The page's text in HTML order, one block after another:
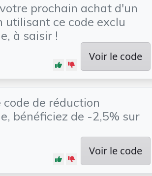
prochain achat d'un
utilisant ce code exclu
à saisir !
Voir le code
code de réduction
bénéficiez de -2,5% sur
Voir le code